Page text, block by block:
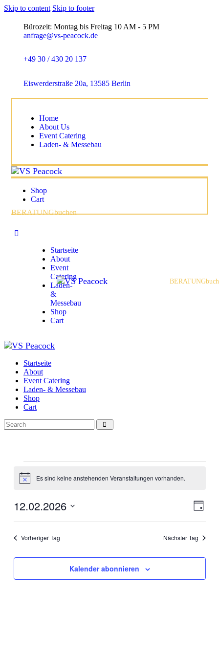
Skip to content Skip to footer
Bürozeit: Montag bis Freitag 10 AM - 5 PM
anfrage@vs-peacock.de
+49 30 / 430 20 137
Eiswerderstraße 20a, 13585 Berlin
Home
About Us
Event Catering
Laden- & Messebau
Shop
Cart
BERATUNGbuchen
Startseite
About
Event
Catering
Laden-
&
Messebau
Shop
Cart
BERATUNG
Startseite
About
Event Catering
Laden- & Messebau
Shop
Cart
HinweisEs sind keine anstehenden Veranstaltungen vorhanden.
Tag
12.02.2026
Vorheriger Tag
Nächster Tag
Kalender abonnieren